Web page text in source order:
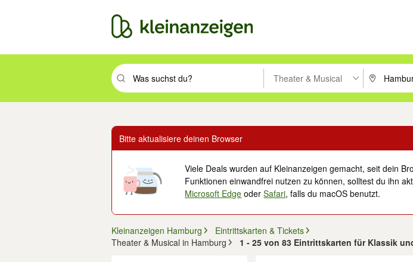
Suchbegriff eingeben. Eingabetaste drücken um zu suchen, oder Vorschläge
Theater & Musical PLZ oder
Bitte aktualisiere deinen Browser
Viele Deals wurden auf Kleinanzeigen gemacht, seit dein
Funktionen einwandfrei nutzen zu können, solltest du ihn
Microsoft Edge oderSafari, falls du macOS benutzt.
Kleinanzeigen Hamburg
Eintrittskarten & Tickets
Theater & Musical in Hamburg
1 - 25 von 83 Eintrittskarten für Klassik